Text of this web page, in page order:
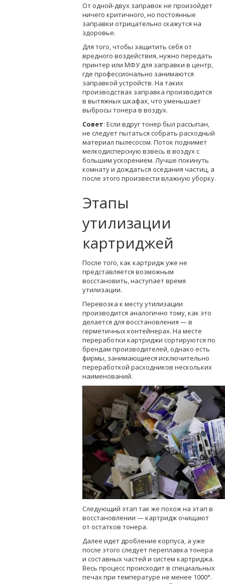
От одной-двух заправок не произойдет
ничего критичного, но постоянные
заправки отрицательно скажутся на
здоровье.
Для того, чтобы защитить себя от
вредного воздействия, нужно передать
принтер или МФУ для заправки в центр,
где профессионально занимаются
заправкой устройств. На таких
производствах заправка производится
в вытяжных шкафах, что уменьшает
выбросы тонера в воздух.
Совет: Если вдруг тонер был рассыпан,
не следует пытаться собрать расходный
материал пылесосом. Поток поднимет
мелкодисперсную взвесь в воздух с
большим ускорением. Лучше покинуть
комнату и дождаться оседания частиц, а
после этого произвести влажную уборку.
Этапы
утилизации
картриджей
После того, как картридж уже не
представляется возможным
восстановить, наступает время
утилизации.
Перевозка к месту утилизации
производится аналогично тому, как это
делается для восстановления — в
герметичных контейнерах. На месте
переработки картриджи сортируются по
брендам производителей, однако есть
фирмы, занимающиеся исключительно
переработкой расходников нескольких
наименований.
Следующий этап так же похож на этап в
восстановлении — картридж очищают
от остатков тонера.
Далее идет дробление корпуса, а уже
после этого следует переплавка тонера
и составных частей и систем картриджа.
Весь процесс происходит в специальных
печах при температуре не менее 1000°.